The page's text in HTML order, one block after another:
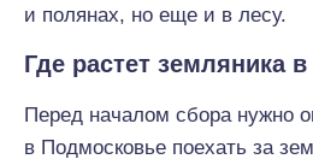
и полянах, но еще и в лесу.
Где растет земляника
Перед началом сбора нужно
в Подмосковье поехать за